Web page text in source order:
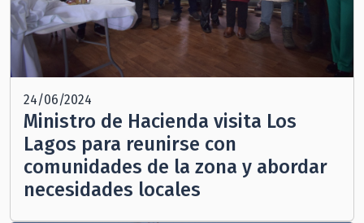
24/06/2024
Ministro de Hacienda visita Los
Lagos para reunirse con
comunidades de la zona y abordar
necesidades locales